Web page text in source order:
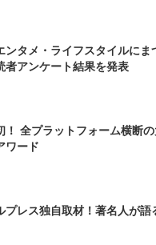
ンタメ・ライフスタイルにま
者アンケート結果を発表
！ 全プラットフォーム横断
ワード
プレス独自取材！著名人が語